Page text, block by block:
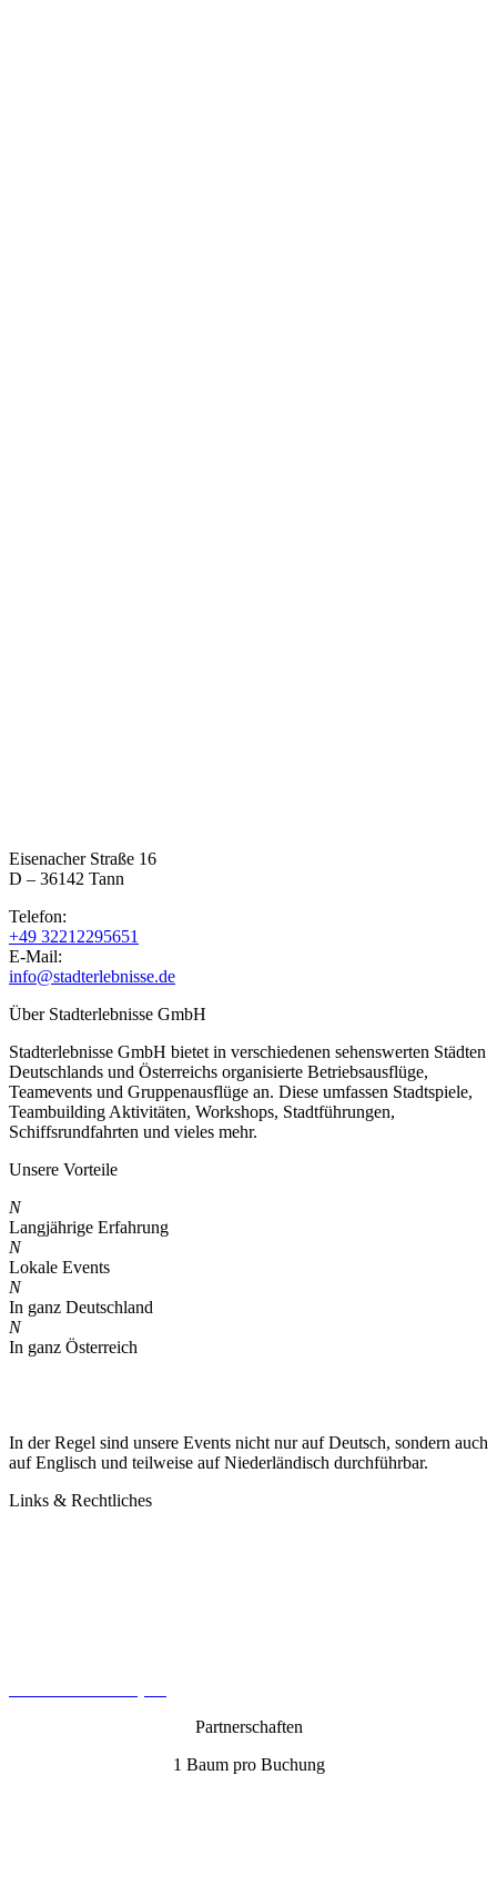
Eisenacher Straße 16
D – 36142 Tann
Telefon:
+49 32212295651
E-Mail:
info@stadterlebnisse.de
Über Stadterlebnisse GmbH
Stadterlebnisse GmbH bietet in verschiedenen sehenswerten Städten
Deutschlands und Österreichs organisierte Betriebsausflüge,
Teamevents und Gruppenausflüge an. Diese umfassen Stadtspiele,
Teambuilding Aktivitäten, Workshops, Stadtführungen,
Schiffsrundfahrten und vieles mehr.
Unsere Vorteile
N
Langjährige Erfahrung
N
Lokale Events
N
In ganz Deutschland
N
In ganz Österreich
In der Regel sind unsere Events nicht nur auf Deutsch, sondern auch
auf Englisch und teilweise auf Niederländisch durchführbar.
Links & Rechtliches
Partnerschaften
1 Baum pro Buchung